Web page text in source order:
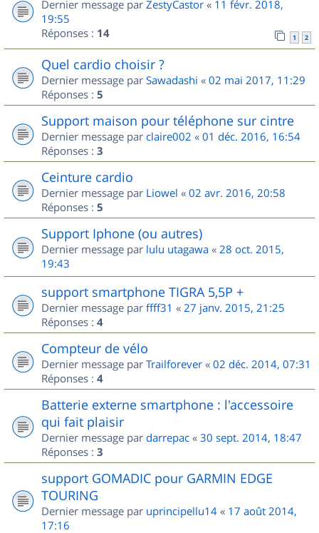
Dernier message par ZestyCastor « 11 févr. 2018,
19:55
Réponses : 14 1 2
Quel cardio choisir ?
Dernier message par Sawadashi « 02 mai 2017, 11:29
Réponses : 5
Support maison pour téléphone sur cintre
Dernier message par claire002 « 01 déc. 2016, 16:54
Réponses : 3
Ceinture cardio
Dernier message par Liowel « 02 avr. 2016, 20:58
Réponses : 5
Support Iphone (ou autres)
Dernier message par lulu utagawa « 28 oct. 2015,
19:43
support smartphone TIGRA 5,5P +
Dernier message par ffff31 « 27 janv. 2015, 21:25
Réponses : 4
Compteur de vélo
Dernier message par Trailforever « 02 déc. 2014, 07:31
Réponses : 4
Batterie externe smartphone : l'accessoire
qui fait plaisir
Dernier message par darrepac « 30 sept. 2014, 18:47
Réponses : 3
support GOMADIC pour GARMIN EDGE
TOURING
Dernier message par uprincipellu14 « 17 août 2014,
17:16